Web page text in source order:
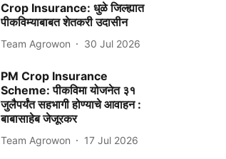
Crop Insurance: धुळे जिल्ह्यात
पीकविम्याबाबत शेतकरी उदासीन
Team Agrowon 30 Jul 2026
PM Crop Insurance
Scheme: पीकविमा योजनेत ३१
जुलैपर्यंत सहभागी होण्याचे आवाहन :
बाबासाहेब जेजूरकर
Team Agrowon 17 Jul 2026